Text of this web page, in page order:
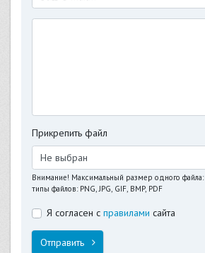
Прикрепить файл
Не выбран
Внимание! Максимальный размер одного файла:
типы файлов: PNG, JPG, GIF, BMP, PDF
Я согласен с правилами сайта
Отправить